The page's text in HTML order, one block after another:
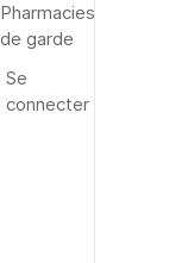
Pharmacies
de garde
Se
connecter